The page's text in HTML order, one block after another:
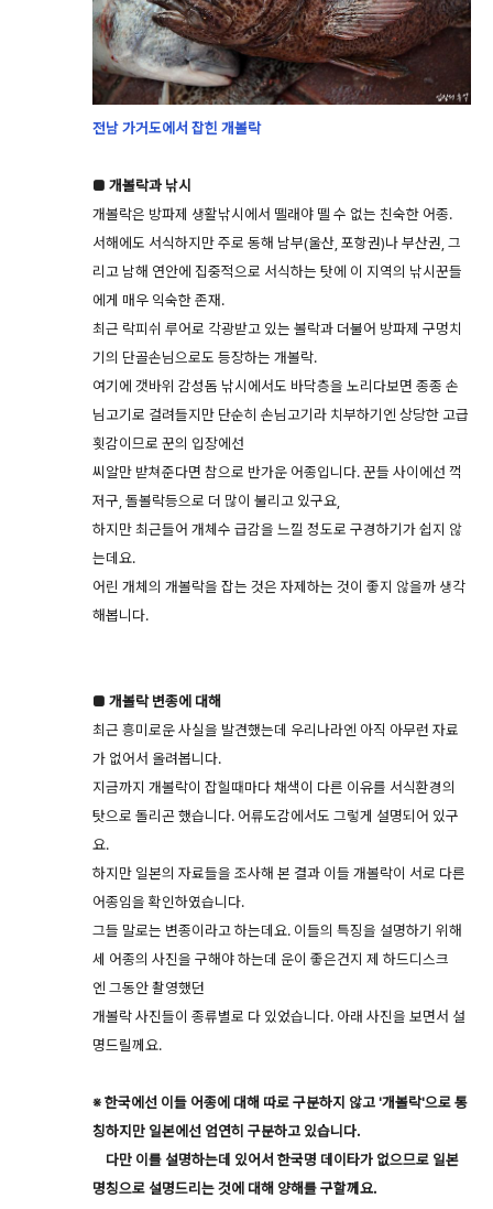
전남 가거도에서 잡힌 개볼락
■ 개볼락과 낚시
개볼락은 방파제 생활낚시에서 뗄래야 뗄 수 없는 친숙한 어종.
서해에도 서식하지만 주로 동해 남부(울산, 포항권)나 부산권, 그
리고 남해 연안에 집중적으로 서식하는 탓에 이 지역의 낚시꾼들
에게 매우 익숙한 존재.
최근 락피쉬 루어로 각광받고 있는 볼락과 더불어 방파제 구멍치
기의 단골손님으로도 등장하는 개볼락.
여기에 갯바위 감성돔 낚시에서도 바닥층을 노리다보면 종종 손
님고기로 걸려들지만 단순히 손님고기라 치부하기엔 상당한 고급
횟감이므로 꾼의 입장에선
씨알만 받쳐준다면 참으로 반가운 어종입니다. 꾼들 사이에선 꺽
저구, 돌볼락등으로 더 많이 불리고 있구요,
하지만 최근들어 개체수 급감을 느낄 정도로 구경하기가 쉽지 않
는데요.
어린 개체의 개볼락을 잡는 것은 자제하는 것이 좋지 않을까 생각
해봅니다.
■ 개볼락 변종에 대해
최근 흥미로운 사실을 발견했는데 우리나라엔 아직 아무런 자료
가 없어서 올려봅니다.
지금까지 개볼락이 잡힐때마다 채색이 다른 이유를 서식환경의
탓으로 돌리곤 했습니다. 어류도감에서도 그렇게 설명되어 있구
요.
하지만 일본의 자료들을 조사해 본 결과 이들 개볼락이 서로 다른
어종임을 확인하였습니다.
그들 말로는 변종이라고 하는데요. 이들의 특징을 설명하기 위해
세 어종의 사진을 구해야 하는데 운이 좋은건지 제 하드디스크
엔 그동안 촬영했던
개볼락 사진들이 종류별로 다 있었습니다. 아래 사진을 보면서 설
명드릴께요.
※ 한국에선 이들 어종에 대해 따로 구분하지 않고 '개볼락'으로 통
칭하지만 일본에선 엄연히 구분하고 있습니다.
다만 이를 설명하는데 있어서 한국명 데이타가 없으므로 일본
명칭으로 설명드리는 것에 대해 양해를 구할께요.